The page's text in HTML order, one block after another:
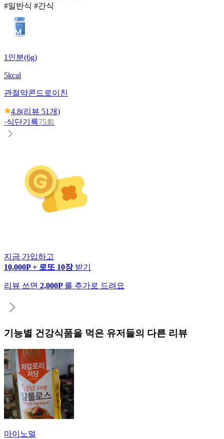
#일반식 #간식
1인분(6g)
5kcal
관절약콘드로이친
4.8(리뷰 51개)
·식단기록75회
지금 가입하고
10,000P + 로또 10장 받기
리뷰 쓰면 2,000P 를 추가로 드려요
기능별 건강식품을 먹은 유저들의 다른 리뷰
마이노멀